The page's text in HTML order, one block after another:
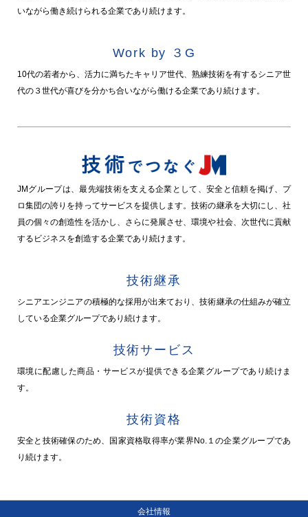
いながら働き続けられる企業であり続けます。
Work by ３G
10代の若者から、活力に満ちたキャリア世代、熟練技術を有するシニア世
代の３世代が喜びを分かち合いながら働ける企業であり続けます。
JMグループは、最先端技術を支える企業として、安全と信頼を掲げ、プ
ロ集団の誇りを持ってサービスを提供します。技術の継承を大切にし、社
員の個々の創造性を活かし、さらに発展させ、環境や社会、次世代に貢献
するビジネスを創造する企業であり続けます。
技術継承
シニアエンジニアの積極的な採用が出来ており、技術継承の仕組みが確立
している企業グループであり続けます。
技術サービス
環境に配慮した商品・サービスが提供できる企業グループであり続けま
す。
技術資格
安全と技術確保のため、国家資格取得率が業界No.１の企業グループであ
り続けます。
会社情報